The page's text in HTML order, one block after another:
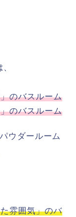
のバスルーム
のバスルーム
ウダールーム
雰囲気」のバ